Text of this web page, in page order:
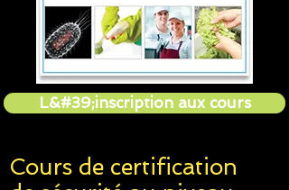
L&#39;inscription aux cours
Cours de certification